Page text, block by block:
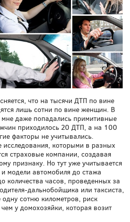
что на тысячи ДТП по вине
лишь сотни по вине женщин. В
мне даже попадались примитивные
приходилось 20 ДТП, а на 100
факторы не учитывались.
исследования, которыми в разных
страховые компании, создавая
признаку. Но тут уже учитывается
модели автомобиля до стажа
количества часов, проведенных за
дальнобойщика или таксиста,
сотню километров, риск
у домохозяйки, которая возит